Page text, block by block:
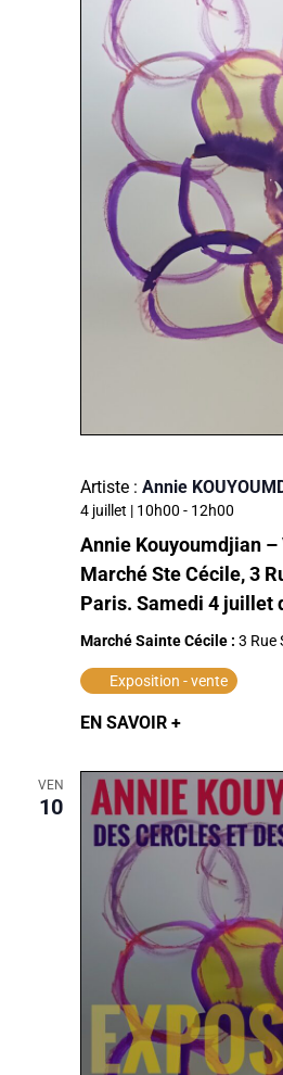
4 juillet | 10h00 - 12h00
Annie Kouyoumdjian
Marché Ste Cécile, 3
Paris. Samedi 4 juillet
Marché Sainte Cécile : 3 Rue
Exposition - vente
Artiste : Annie
EN SAVOIR +
VEN
10